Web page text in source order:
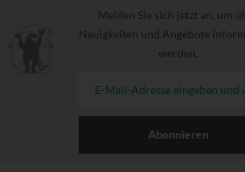
Melden Sie sich jetzt an, um
Neuigkeiten und Angebote
werden.
Abonnieren